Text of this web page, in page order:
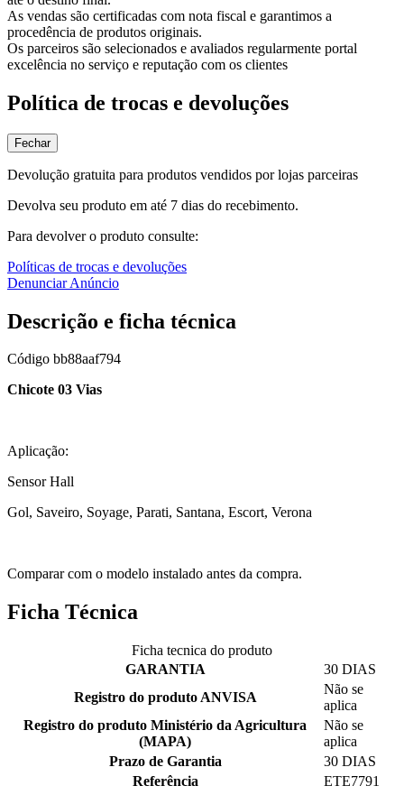
As vendas são certificadas com nota fiscal e garantimos a
procedência de produtos originais.
Os parceiros são selecionados e avaliados regularmente portal
excelência no serviço e reputação com os clientes
Política de trocas e devoluções
Fechar
Devolução gratuita para produtos vendidos por lojas parceiras
Devolva seu produto em até 7 dias do recebimento.
Para devolver o produto consulte:
Políticas de trocas e devoluções
Denunciar Anúncio
Descrição e ficha técnica
Código bb88aaf794
Chicote 03 Vias
Aplicação:
Sensor Hall
Gol, Saveiro, Soyage, Parati, Santana, Escort, Verona
Comparar com o modelo instalado antes da compra.
Ficha Técnica
Ficha tecnica do produto
GARANTIA
30 DIAS
Registro do produto ANVISA
Não se
aplica
Registro do produto Ministério da Agricultura
(MAPA)
Não se
aplica
Prazo de Garantia
30 DIAS
Referência
ETE7791